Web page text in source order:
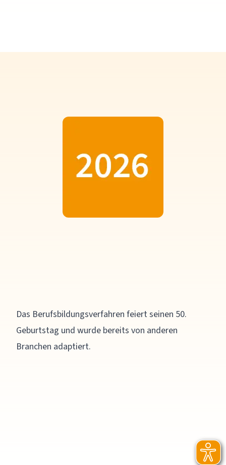
Das Berufsbildungsverfahren feiert seinen 50.
Geburtstag und wurde bereits von anderen
Branchen adaptiert.